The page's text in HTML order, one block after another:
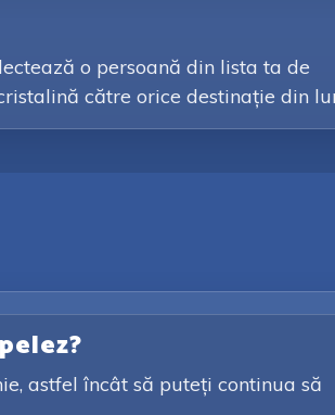
o persoană din lista ta de
către orice destinație din
astfel încât să puteți continua să